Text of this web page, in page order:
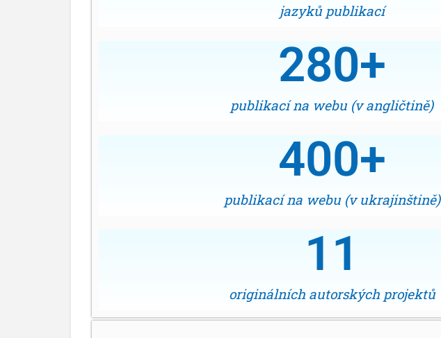
jazyků publikací
publikací na webu (v angličtině)
280+
publikací na webu (v ukrajinštině)
400+
originálních autorských projektů
11